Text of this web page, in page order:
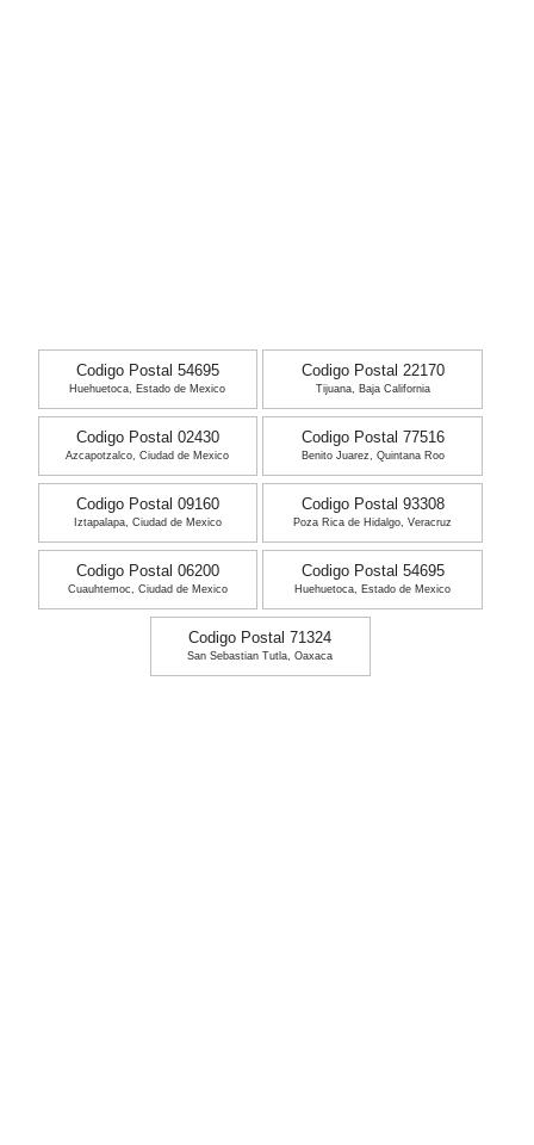
Codigo Postal 54695
Huehuetoca, Estado de Mexico
Codigo Postal 22170
Tijuana, Baja California
Codigo Postal 02430
Azcapotzalco, Ciudad de Mexico
Codigo Postal 77516
Benito Juarez, Quintana Roo
Codigo Postal 09160
Iztapalapa, Ciudad de Mexico
Codigo Postal 93308
Poza Rica de Hidalgo, Veracruz
Codigo Postal 06200
Cuauhtemoc, Ciudad de Mexico
Codigo Postal 54695
Huehuetoca, Estado de Mexico
Codigo Postal 71324
San Sebastian Tutla, Oaxaca